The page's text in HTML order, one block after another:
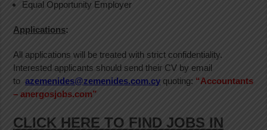
Equal Opportunity Employer
Applications:
All applications will be treated with strict confidentiality.
Interested applicants should send their CV by email
toazemenides@zemenides.com.cy quoting: “Accountants
– anergosjobs.com”
CLICK HERE TO FIND JOBS IN